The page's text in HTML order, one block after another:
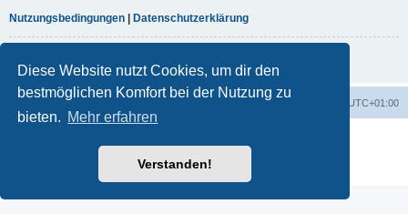
Diese Website nutzt Cookies, um dir den
bestmöglichen Komfort bei der Nutzung zu
bieten. Mehr erfahren
Verstanden!
Nutzungsbedingungen | Datenschutzerklärung
Foren-Übersicht UTC+01:00
phpBB.de
Datenschutz|Nutzungsbedingungen